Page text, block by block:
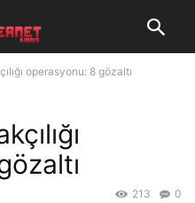
operasyonu: 8 gözaltı
0
213